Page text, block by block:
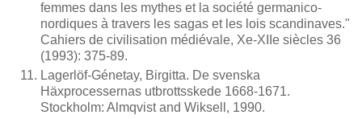
femmes dans les mythes et la société germanico-
nordiques à travers les sagas et les lois scandinaves."
Cahiers de civilisation médiévale, Xe-XIIe siècles 36
(1993): 375-89.
Lagerlöf-Génetay, Birgitta. De svenska
Häxprocessernas utbrottsskede 1668-1671.
Stockholm: Almqvist and Wiksell, 1990.